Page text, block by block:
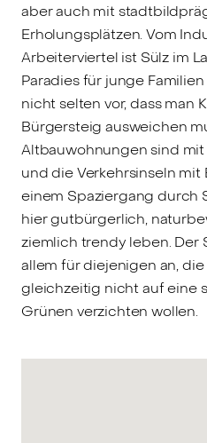
aber auch mit
Erholungsplätzen. Vom
Arbeiterviertel ist Sülz im
Paradies für junge
nicht selten vor, dass man
Bürgersteig ausweichen
Altbauwohnungen sind
und die Verkehrsinseln mit
einem Spaziergang durch
hier gutbürgerlich,
ziemlich trendy leben. Der
allem für diejenigen an,
gleichzeitig nicht auf eine
Grünen verzichten wollen.